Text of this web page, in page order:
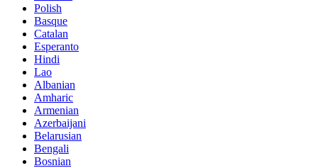
Polish
Basque
Catalan
Esperanto
Hindi
Lao
Albanian
Amharic
Armenian
Azerbaijani
Belarusian
Bengali
Bosnian